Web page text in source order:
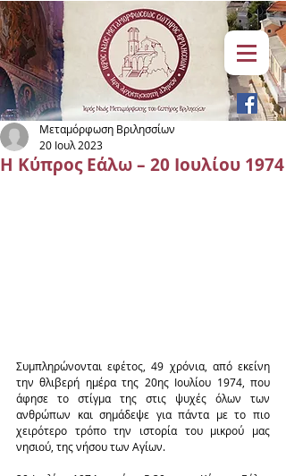
Η Κύπρος Εάλω – 20 Ιουλίου 1974
Μεταμόρφωση Βριλησσίων
20 Ιουλ 2023
Συμπληρώνονται εφέτος, 49 χρόνια, από εκείνη
την θλιβερή ημέρα της 20ης Ιουλίου 1974, που
άφησε το στίγμα της στις ψυχές όλων των
ανθρώπων και σημάδεψε για πάντα με το πιο
χειρότερο τρόπο την ιστορία του μικρού μας
νησιού, της νήσου των Αγίων.